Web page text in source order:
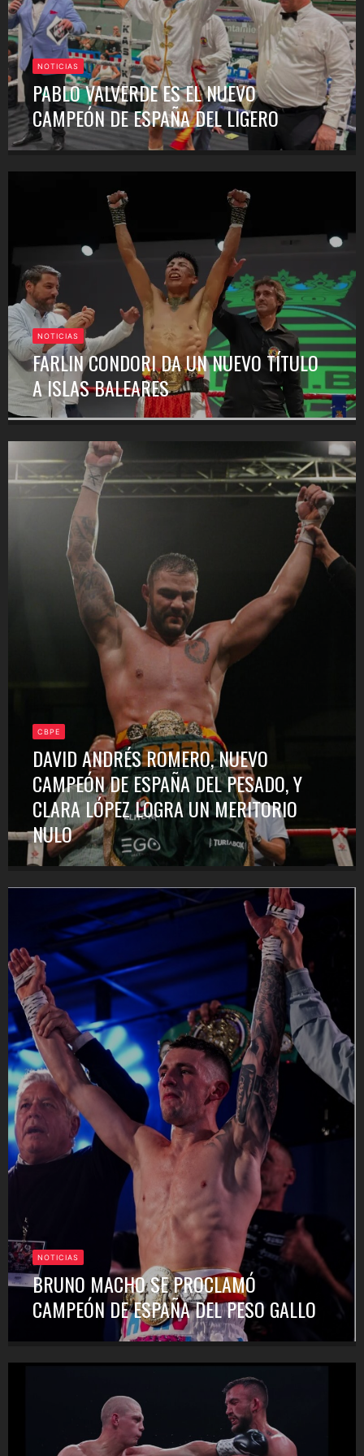
NOTICIAS
PABLO VALVERDE ES EL NUEVO
CAMPEÓN DE ESPAÑA DEL LIGERO
NOTICIAS
FARLIN CONDORI DA UN NUEVO TÍTULO
A ISLAS BALEARES
CBPE
DAVID ANDRÉS ROMERO, NUEVO
CAMPEÓN DE ESPAÑA DEL PESADO, Y
CLARA LÓPEZ LOGRA UN MERITORIO
NULO
NOTICIAS
BRUNO MACHO SE PROCLAMÓ
CAMPEÓN DE ESPAÑA DEL PESO GALLO